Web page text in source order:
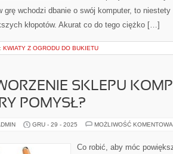
grę wchodzi dbanie o swój komputer, to
kłopotów. Akurat co do tego ciężko […]
KWIATY Z OGRODU DO BUKIETU
SKLEPU
POMYSŁ?
GRU - 29 - 2025 MOŻLIWOŚĆ
Co robić, aby móc